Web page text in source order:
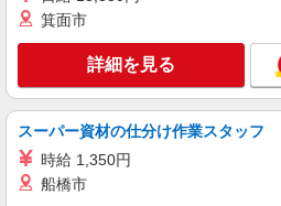
箕面市
詳細を見る
スーパー資材の仕分け作業スタッフ
時給 1,350円
船橋市